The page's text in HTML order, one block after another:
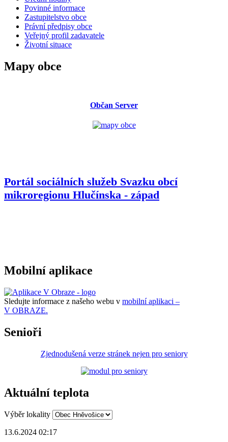
Povinné informace
Zastupitelstvo obce
Právní předpisy obce
Veřejný profil zadavatele
Životní situace
Mapy obce
Občan Server
Portál sociálních služeb Svazku obcí
mikroregionu Hlučínska - západ
Mobilní aplikace
Sledujte informace z našeho webu v mobilní aplikaci –
V OBRAZE.
Senioři
Zjednodušená verze stránek nejen pro seniory
Aktuální teplota
Výběr lokality
13.6.2024 02:17